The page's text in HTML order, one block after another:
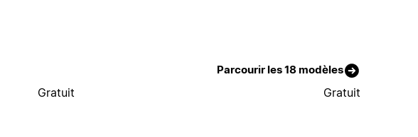
Parcourir les 18 modèles
Gratuit Gratuit